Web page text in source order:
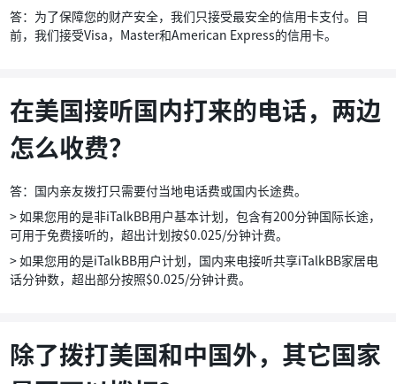
答：为了保障您的财产安全，我们只接受最安全的信用卡支付。目
前，我们接受Visa，Master和American Express的信用卡。
在美国接听国内打来的电话，两边
怎么收费？
答：国内亲友拨打只需要付当地电话费或国内长途费。
> 如果您用的是非iTalkBB用户基本计划，包含有200分钟国际长途，
可用于免费接听的，超出计划按$0.025/分钟计费。
> 如果您用的是iTalkBB用户计划，国内来电接听共享iTalkBB家居电
话分钟数，超出部分按照$0.025/分钟计费。
除了拨打美国和中国外，其它国家